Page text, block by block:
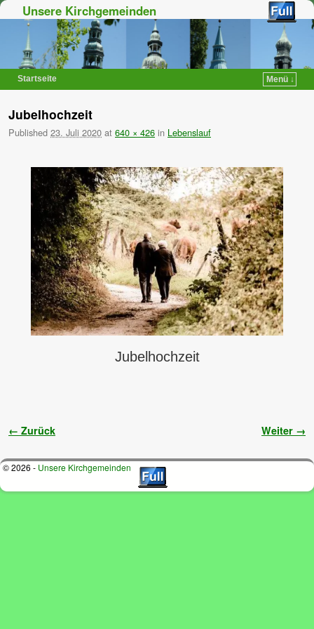
Unsere Kirchgemeinden
Startseite
Menü ↓
Jubelhochzeit
Published 23. Juli 2020 at 640 × 426 in Lebenslauf
Jubelhochzeit
Bilder-Navigation
← Zurück Weiter →
© 2026 - Unsere Kirchgemeinden